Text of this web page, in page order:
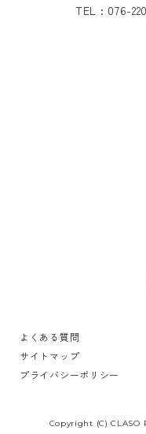
TEL : 076-
よくある質問
サイトマップ
プライバシーポリシー
Copyright (C) CLASO